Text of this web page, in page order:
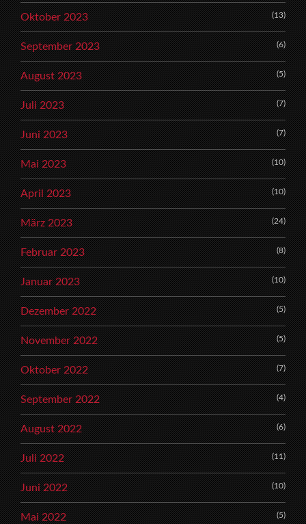
Oktober 2023 (13)
September 2023 (6)
August 2023 (5)
Juli 2023 (7)
Juni 2023 (7)
Mai 2023 (10)
April 2023 (10)
März 2023 (24)
Februar 2023 (8)
Januar 2023 (10)
Dezember 2022 (5)
November 2022 (5)
Oktober 2022 (7)
September 2022 (4)
August 2022 (6)
Juli 2022 (11)
Juni 2022 (10)
Mai 2022 (5)